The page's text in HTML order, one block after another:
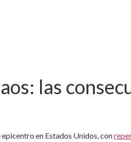
las
en Estados Unidos, con